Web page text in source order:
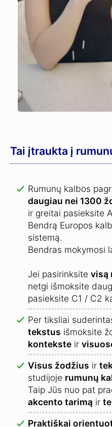
Tai įtraukta į
Rumunų kalbos
daugiau nei 1300
ir greitai pasieksite
Bendrą Europos
sistemą.
Bendras mokymosi
Jei pasirinksite visą
netgi išmoksite
pasieksite C1 / C2
Per tiksliai
tekstus išmoksite
kontekste ir
Visus žodžius ir
studijoje rumunų
Taip Jūs nuo pat
akcento tarimą ir
Praktiškai